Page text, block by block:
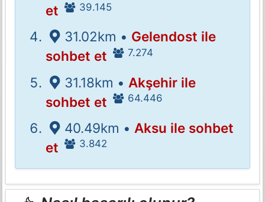
et
39.145
31.02km • Gelendost ile
sohbet et
7.274
31.18km • Akşehir ile
sohbet et
64.446
40.49km • Aksu ile sohbet
et
3.842